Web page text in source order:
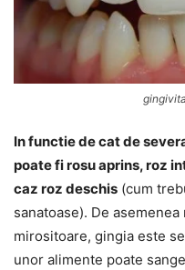
In functie de cat de
poate fi rosu aprins, roz
caz roz deschis (cum
sanatoase). De
mirositoare, gingia este
unor alimente poate